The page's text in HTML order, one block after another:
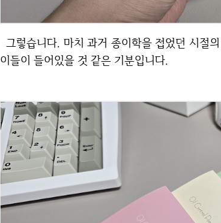
그렇습니다. 마치 과거 종이학을 접었던 시절의 그 비쥬얼입니다. 알록달록 그라데이션이 들어간 색종
이들이 들어있을 것 같은 기분입니다.